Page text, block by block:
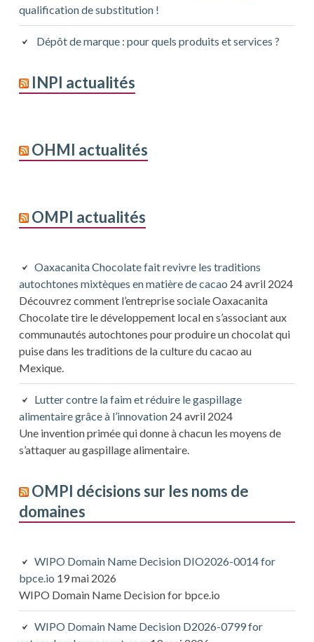
qualification de substitution !
Dépôt de marque : pour quels produits et services ?
INPI actualités
OHMI actualités
OMPI actualités
Oaxacanita Chocolate fait revivre les traditions
autochtones mixtèques en matière de cacao 24 avril 2024
Découvrez comment l’entreprise sociale Oaxacanita
Chocolate tire le développement local en s’associant aux
communautés autochtones pour produire un chocolat qui
puise dans les traditions de la culture du cacao au
Mexique.
Lutter contre la faim et réduire le gaspillage
alimentaire grâce à l’innovation 24 avril 2024
Une invention primée qui donne à chacun les moyens de
s’attaquer au gaspillage alimentaire.
OMPI décisions sur les noms de
domaines
WIPO Domain Name Decision DIO2026-0014 for
bpce.io 19 mai 2026
WIPO Domain Name Decision for bpce.io
WIPO Domain Name Decision D2026-0799 for